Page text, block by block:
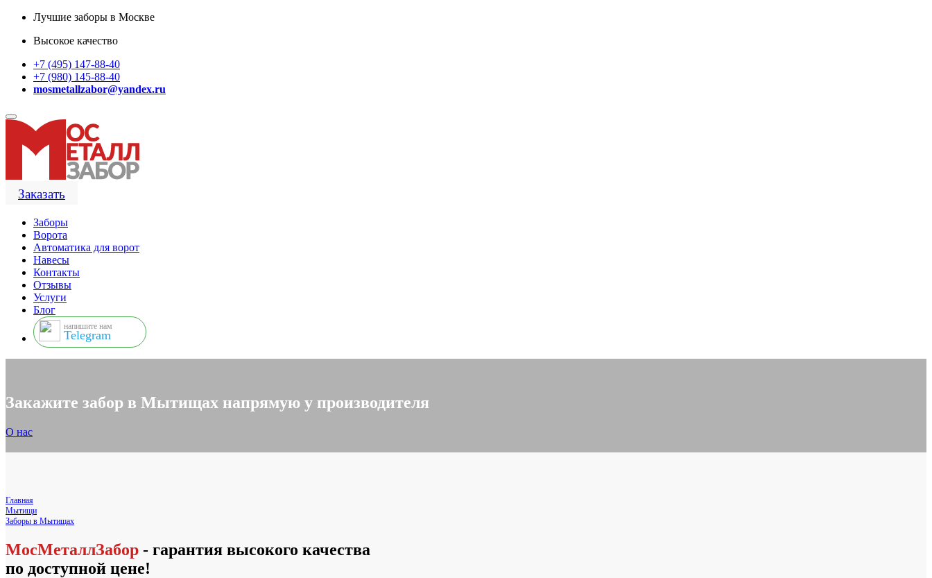
Лучшие заборы в Москве
Высокое качество
+7 (495) 147-88-40
+7 (980) 145-88-40
mosmetallzabor@yandex.ru
Заказать
Заборы
Ворота
Автоматика для ворот
Навесы
Контакты
Отзывы
Услуги
Блог
напишите нам
Telegram
Закажите забор в Мытищах напрямую у производителя
О нас
Главная
Мытищи
Заборы в Мытищах
МосМеталлЗабор - гарантия высокого качества
по доступной цене!